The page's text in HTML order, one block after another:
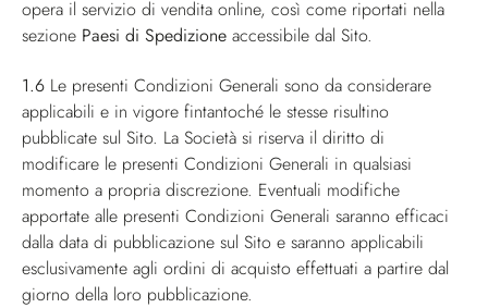
opera il servizio di vendita online, così come riportati nella
sezione Paesi di Spedizione accessibile dal Sito.
1.6 Le presenti Condizioni Generali sono da considerare
applicabili e in vigore fintantoché le stesse risultino
pubblicate sul Sito. La Società si riserva il diritto di
modificare le presenti Condizioni Generali in qualsiasi
momento a propria discrezione. Eventuali modifiche
apportate alle presenti Condizioni Generali saranno efficaci
dalla data di pubblicazione sul Sito e saranno applicabili
esclusivamente agli ordini di acquisto effettuati a partire dal
giorno della loro pubblicazione.